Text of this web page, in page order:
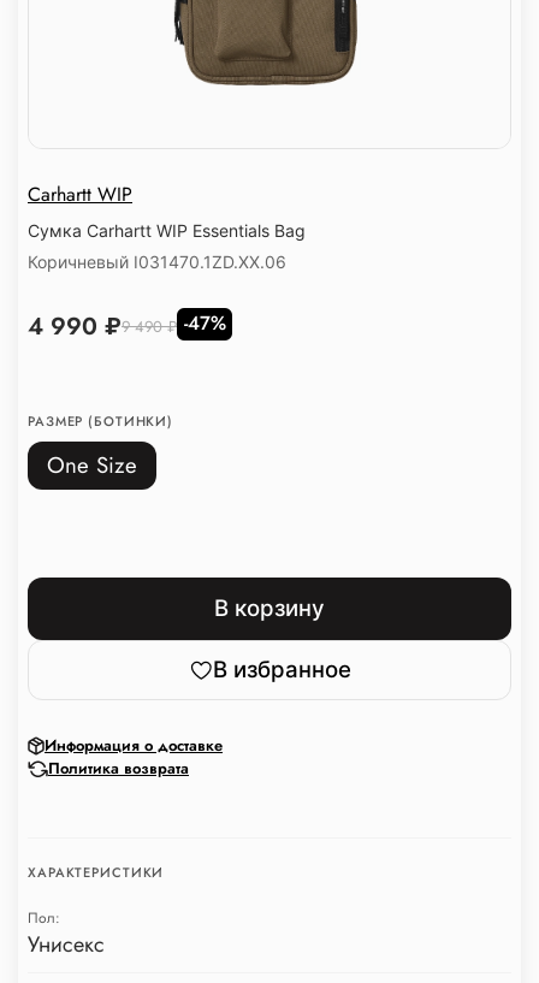
Carhartt WIP
Сумка Carhartt WIP Essentials Bag
Коричневый I031470.1ZD.XX.06
РАЗМЕР (БОТИНКИ)
One Size
4 990 ₽9 490 ₽ -47%
В корзину
В избранное
Информация о доставке
Политика возврата
ХАРАКТЕРИСТИКИ
Пол:
Унисекс